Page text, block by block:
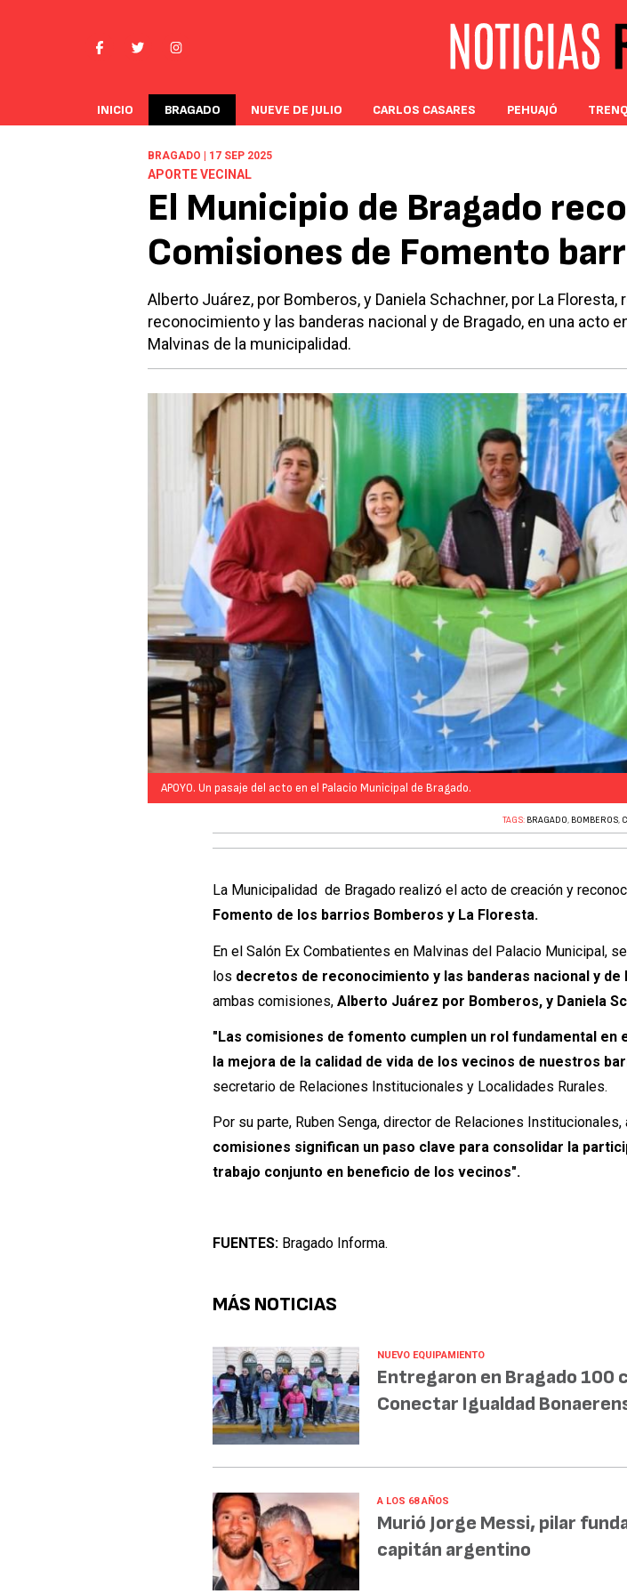
INICIO BRAGADO NUEVE DE JULIO CARLOS CASARES PEHUAJÓ
BRAGADO | 17 SEP 2025
APORTE VECINAL
El Municipio de Bragado
Comisiones de Fomento
Alberto Juárez, por Bomberos, y Daniela Schachner, por La
reconocimiento y las banderas nacional y de Bragado, en una acto
Malvinas de la municipalidad.
APOYO. Un pasaje del acto en el Palacio Municipal de Bragado.
TAGS: BRAGADO, BOMBEROS,
La Municipalidad de Bragado realizó el acto de creación y
Fomento de los barrios Bomberos y La Floresta.
En el Salón Ex Combatientes en Malvinas del Palacio Municipal,
los decretos de reconocimiento y las banderas nacional y de
ambas comisiones, Alberto Juárez por Bomberos, y Daniela
"Las comisiones de fomento cumplen un rol fundamental en
la mejora de la calidad de vida de los vecinos de nuestros
secretario de Relaciones Institucionales y Localidades Rurales.
Por su parte, Ruben Senga, director de Relaciones Institucionales,
comisiones significan un paso clave para consolidar la
trabajo conjunto en beneficio de los vecinos".
FUENTES: Bragado Informa.
MÁS NOTICIAS
NUEVO EQUIPAMIENTO
Entregaron en Bragado 100
Conectar Igualdad
A LOS 68 AÑOS
Murió Jorge Messi, pilar
capitán argentino